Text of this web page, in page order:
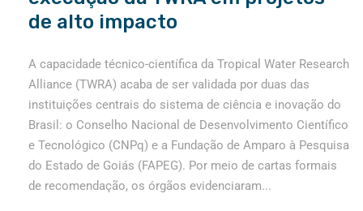
de alto impacto
A capacidade técnico-científica da Tropical Water Research
Alliance (TWRA) acaba de ser validada por duas das
instituições centrais do sistema de ciência e inovação do
Brasil: o Conselho Nacional de Desenvolvimento Científico
e Tecnológico (CNPq) e a Fundação de Amparo à Pesquisa
do Estado de Goiás (FAPEG). Por meio de cartas formais
de recomendação, os órgãos evidenciaram...